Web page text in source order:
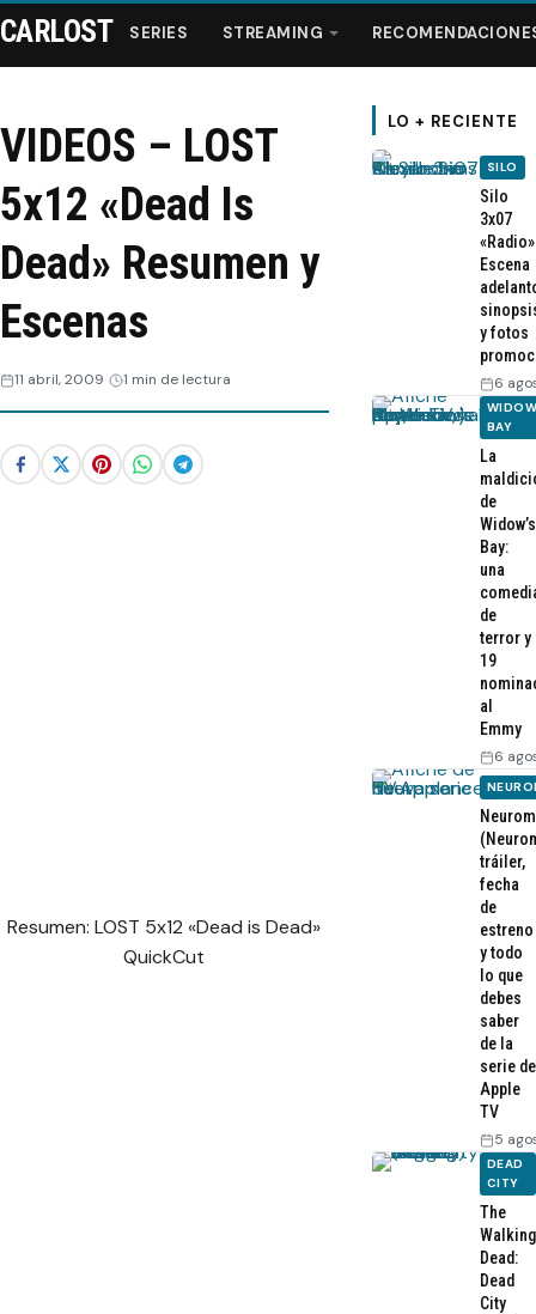
Series
Streaming
Recomendaciones
Videos
Webisodios
CARLOST SERIES STREAMING
VIDEOS – LOST
5x12 «Dead Is
Dead» Resumen y
Escenas
11 abril, 2009 1 min de lectura
Resumen: LOST 5x12 «Dead is Dead»
QuickCut
LO + RECIENTE
SILO
Silo
3x07
Escena
y fotos
6
BAY
La
de
Widow’s
Bay:
una
de
terror y
19
al
Emmy
6
tráiler,
fecha
de
estreno
y todo
lo que
debes
saber
de la
serie de
Apple
TV
5
DEAD
CITY
The
Walking
Dead:
Dead
City